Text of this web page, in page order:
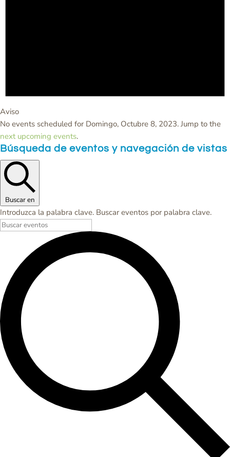
Aviso
No events scheduled for Domingo, Octubre 8, 2023. Jump to the
next upcoming events.
Búsqueda de eventos y navegación de vistas
Buscar en
Introduzca la palabra clave. Buscar eventos por palabra clave.